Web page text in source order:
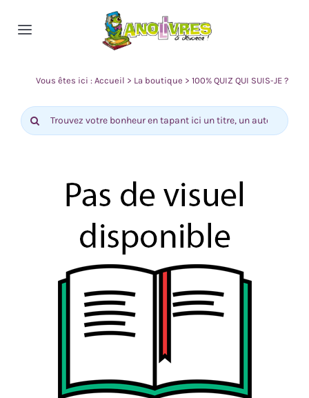
Toggle
Nos rayons
Vous êtes ici :Accueil > La boutique >100% QUIZ QUI SUIS-JE ?
Rechercher: